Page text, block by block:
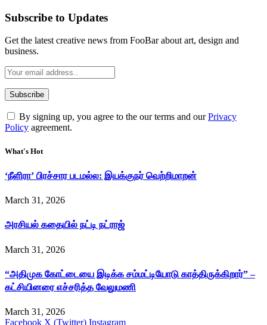
Subscribe to Updates
Get the latest creative news from FooBar about art, design and
business.
By signing up, you agree to the our terms and ourPrivacy
Policy agreement.
What's Hot
‘நீளிரா’ பிரச்சார படமல்ல: இயக்குநர் வெற்றிமாறன்
March 31, 2026
அரசியல் கதையில் நட்டி நட்ராஜ்
March 31, 2026
“அதிமுக கோட்டையை இடிக்க சம்மட்டியோடு காத்திருக்கிறார்” –
கட்சியினரை எச்சரித்த வேலுமணி
March 31, 2026
Facebook X (Twitter) Instagram